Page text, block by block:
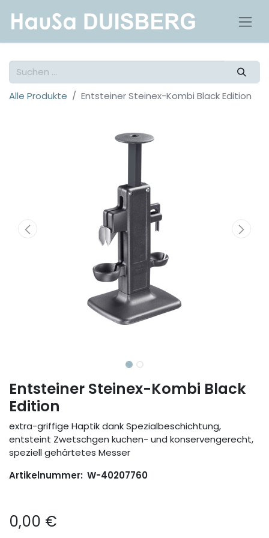
Alle Produkte Entsteiner Steinex-Kombi Black Edition
Entsteiner Steinex-Kombi Black
Edition
extra-griffige Haptik dank Spezialbeschichtung,
entsteint Zwetschgen kuchen- und konservengerecht,
speziell gehärtetes Messer
Artikelnummer: W-40207760
0,00 €